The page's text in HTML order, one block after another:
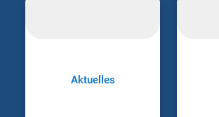
Aktuelles